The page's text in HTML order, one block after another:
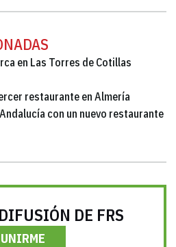
en Las Torres de Cotillas
restaurante en Almería
con un nuevo restaurante
DE FRS
UNIRME